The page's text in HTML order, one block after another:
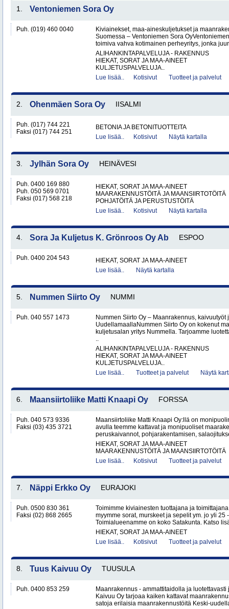
1. Ventoniemen Sora Oy
Puh. (019) 460 0040
Kiviainekset, maa-aineskuljetukset ja
Suomessa – Ventoniemen Sora
toimiva vahva kotimainen perheyritys, jonka
ALIHANKINTAPALVELUJA - RAKENNUS
HIEKAT, SORAT JA MAA-AINEET
KULJETUSPALVELUJA..
Lue lisää..
Kotisivut Tuotteet ja palvelut
2. Ohenmäen Sora Oy IISALMI
Puh. (017) 744 221
Faksi (017) 744 251
BETONIA JA BETONITUOTTEITA
Lue lisää..
Kotisivut Näytä kartalla
3. Jylhän Sora Oy HEINÄVESI
Puh. 0400 169 880
Puh. 050 569 0701
Faksi (017) 568 218
HIEKAT, SORAT JA MAA-AINEET
MAARAKENNUSTÖITÄ JA MAANSIIRTOTÖITÄ
POHJATÖITÄ JA PERUSTUSTÖITÄ
Lue lisää..
Kotisivut Näytä kartalla
4. Sora Ja Kuljetus K. Grönroos Oy Ab ESPOO
Puh. 0400 204 543
HIEKAT, SORAT JA MAA-AINEET
Lue lisää..
Näytä kartalla
5. Nummen Siirto Oy NUMMI
Puh. 040 557 1473
Nummen Siirto Oy – Maanrakennus,
UudellamaallaNummen Siirto Oy on kokenut
kuljetusalan yritys Nummella. Tarjoamme
..
ALIHANKINTAPALVELUJA - RAKENNUS
HIEKAT, SORAT JA MAA-AINEET
KULJETUSPALVELUJA..
Lue lisää..
Tuotteet ja palvelut Näytä
6. Maansiirtoliike Matti Knaapi Oy FORSSA
Puh. 040 573 9336
Faksi (03) 435 3721
Maansiirtoliike Matti Knaapi Oy:llä on
avulla teemme kattavat ja monipuoliset
peruskaivannot, pohjarakentamisen,
HIEKAT, SORAT JA MAA-AINEET
MAARAKENNUSTÖITÄ JA MAANSIIRTOTÖITÄ
Lue lisää..
Kotisivut Tuotteet ja palvelut
7. Näppi Erkko Oy EURAJOKI
Puh. 0500 830 361
Faksi (02) 868 2665
Toimimme kiviainesten tuottajana ja
myymme sorat, murskeet ja sepelit ym. jo yli 25
Toimialueenamme on koko Satakunta. Katso
HIEKAT, SORAT JA MAA-AINEET
Lue lisää..
Kotisivut Tuotteet ja palvelut
8. Tuus Kaivuu Oy TUUSULA
Puh. 0400 853 259
Maanrakennus - ammattitaidolla ja
Kaivuu Oy tarjoaa kaiken kattavat
satoja erilaisia maanrakennustöitä Keski-